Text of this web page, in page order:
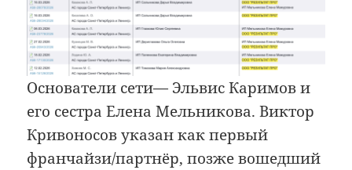
Основатели сети— Эльвис Каримов и
его сестра Елена Мельникова. Виктор
Кривоносов указан как первый
франчайзи/партнёр, позже вошедший